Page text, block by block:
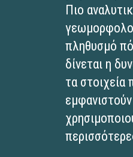
Πιο
πληθυσμό
δίνεται η
τα